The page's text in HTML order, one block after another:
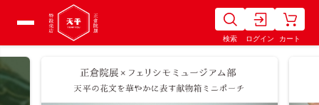
検索 ログイン カート